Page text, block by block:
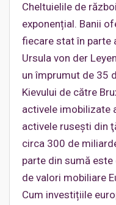
Cheltuielile de
exponențial. Banii
fiecare stat în parte
Ursula von der
un împrumut de 35
Kievului de către
activele imobilizate
activele ruseşti din
circa 300 de
parte din sumă
de valori mobiliare
Cum investițiile